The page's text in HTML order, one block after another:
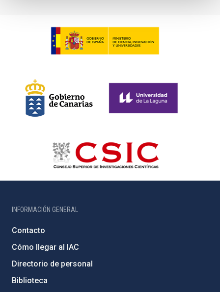
INFORMACIÓN GENERAL
Contacto
Cómo llegar al IAC
Directorio de personal
Biblioteca